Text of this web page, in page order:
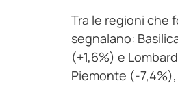
Tra le regioni che
segnalano:
(+1,6%) e
Piemonte (-